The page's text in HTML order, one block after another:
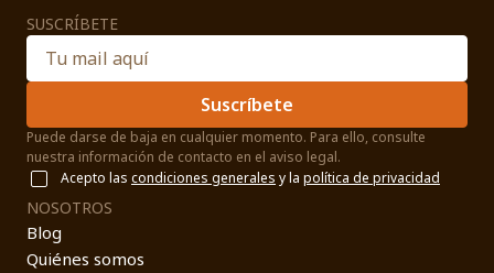
SUSCRÍBETE
Suscríbete
Puede darse de baja en cualquier momento. Para ello, consulte
nuestra información de contacto en el aviso legal.
Acepto las condiciones generales y la política de privacidad
NOSOTROS
Blog
Quiénes somos